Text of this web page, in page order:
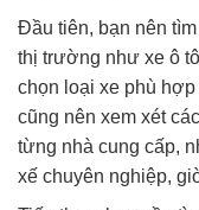
Đầu tiên, bạn nên
thị trường như xe ô
chọn loại xe phù
cũng nên xem xét
từng nhà cung cấp,
xế chuyên nghiệp,